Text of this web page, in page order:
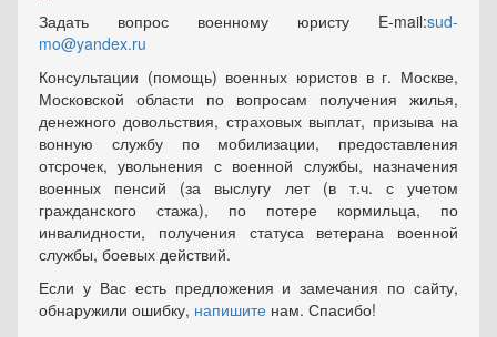
Задать вопрос военному юристу E-mail:sud-
mo@yandex.ru
Консультации (помощь) военных юристов в г. Москве,
Московской области по вопросам получения жилья,
денежного довольствия, страховых выплат, призыва на
вонную службу по мобилизации, предоставления
отсрочек, увольнения с военной службы, назначения
военных пенсий (за выслугу лет (в т.ч. с учетом
гражданского стажа), по потере кормильца, по
инвалидности, получения статуса ветерана военной
службы, боевых действий.
Если у Вас есть предложения и замечания по сайту,
обнаружили ошибку, напишите нам. Спасибо!